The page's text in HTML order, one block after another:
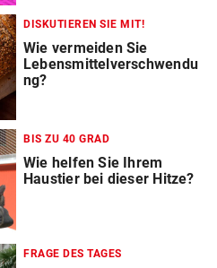
DISKUTIEREN SIE MIT!
Wie vermeiden Sie
Lebensmittelverschwendu
ng?
BIS ZU 40 GRAD
Wie helfen Sie Ihrem
Haustier bei dieser Hitze?
FRAGE DES TAGES